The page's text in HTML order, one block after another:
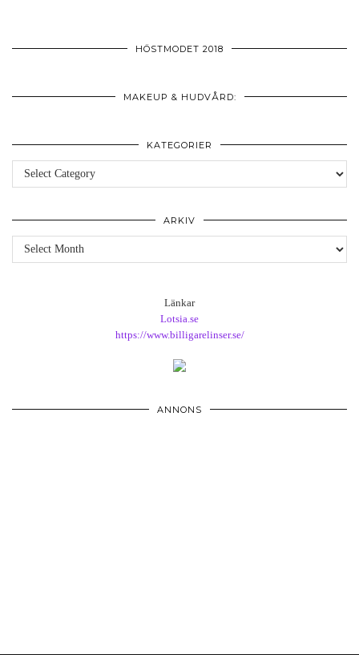
HÖSTMODET 2018
MAKEUP & HUDVÅRD:
KATEGORIER
Kategorier
ARKIV
Arkiv
Länkar
Lotsia.se
https://www.billigarelinser.se/
ANNONS